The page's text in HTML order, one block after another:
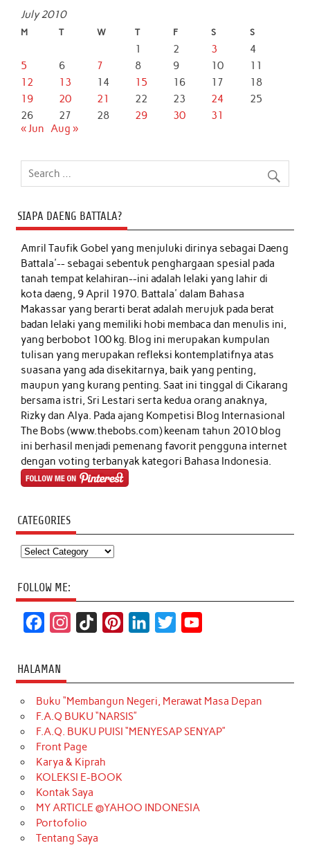
July 2010
M T W T F S S
1 2 3
4
5
6 7 8 9 10
11
12
13 14 15 16 17
18
19
20 21 22 23 24
25
26
27 28 29 30
31
« Jun Aug »
SIAPA DAENG BATTALA?
Amril Taufik Gobelyang menjuluki dirinya sebagai Daeng
Battala'-- sebagai sebentuk penghargaan spesial pada
tanah tempat kelahiran--ini adalah lelaki yang lahir di
kota daeng, 9 April 1970. Battala' dalam Bahasa
Makassar yang berarti berat adalah merujuk pada berat
badan lelaki yang memiliki hobi membaca dan menulis ini,
yang berbobot 100 kg. Blog ini merupakan kumpulan
tulisan yang merupakan refleksi kontemplatifnya atas
suasana yang ada disekitarnya, baik yang penting,
maupun yang kurang penting. Saat ini tinggal di Cikarang
bersama istri, Sri Lestari serta kedua orang anaknya,
Rizky dan Alya. Pada ajang Kompetisi Blog Internasional
The Bobs (www.thebobs.com) keenam tahun 2010 blog
ini berhasil menjadi pemenang favorit pengguna internet
dengan voting terbanyak kategori Bahasa Indonesia.
CATEGORIES
Categories
FOLLOW ME:
c
e
b
o
o
k
t
a
g
r
a
m
T
o
k
t
e
r
k
e
d
t
t
e
T
u
b
HALAMAN
Buku “Membangun Negeri, Merawat Masa Depan
F.A.Q BUKU “NARSIS”
F.A.Q. BUKU PUISI “MENYESAP SENYAP”
Front Page
Karya & Kiprah
KOLEKSI E-BOOK
Kontak Saya
MY ARTICLE @YAHOO INDONESIA
Portofolio
Tentang Saya